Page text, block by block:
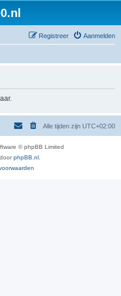
Aanmelden
Registreer
Alle tijden zijn UTC+02:00
© phpBB Limited
phpBB.nl